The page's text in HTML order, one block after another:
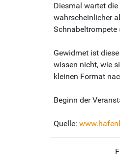
Diesmal wartet
wahrscheinlicher
Schnabeltrompete
Gewidmet ist
wissen nicht, wie
kleinen Format
Beginn der
Quelle: